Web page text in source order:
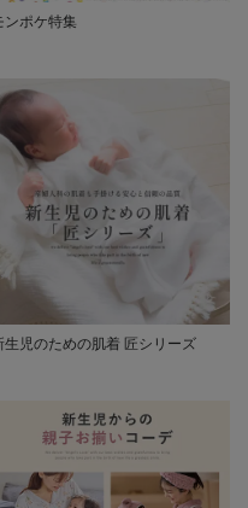
ンポケ特集
生児のための肌着 匠シリーズ